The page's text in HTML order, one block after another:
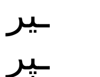
ـير
ـپر